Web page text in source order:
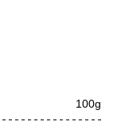
100g